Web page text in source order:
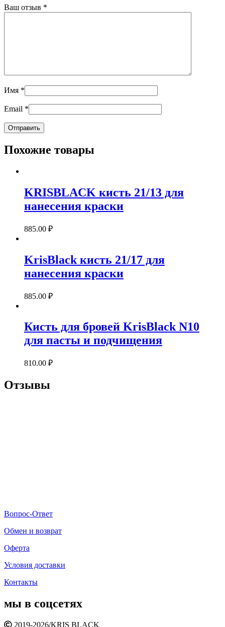
Ваш отзыв *
Имя *
Email *
Похожие товары
KRISBLACK кисть 21/13 для
нанесения краски
885.00 ₽
KrisBlack кисть 21/17 для
нанесения краски
885.00 ₽
Кисть для бровей KrisBlack N10
для пасты и подчищения
810.00 ₽
Отзывы
Вопрос-Ответ
Обмен и возврат
Оферта
Условия доставки
Контакты
мы в соцсетях
2019-2026/KRIS BLACK